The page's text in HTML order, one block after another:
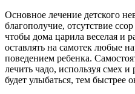
Основное лечение детского
благополучие, отсутствие
чтобы дома царила веселая и
оставлять на самотек любые
поведением ребенка.
лечить чадо, используя смех
будет улыбаться, тем быстрее